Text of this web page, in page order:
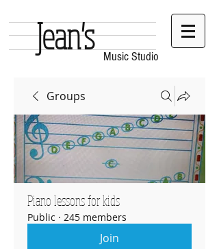
Music Studio
Jean's
Groups
Piano lessons for kids
Public · 245 members
Join